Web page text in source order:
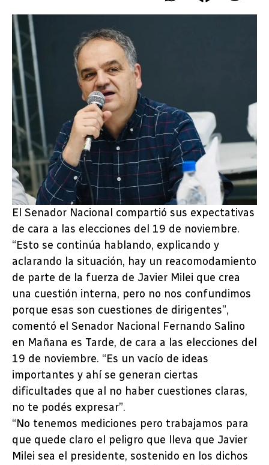
El Senador Nacional compartió sus expectativas
de cara a las elecciones del 19 de noviembre.
“Esto se continúa hablando, explicando y
aclarando la situación, hay un reacomodamiento
de parte de la fuerza de Javier Milei que crea
una cuestión interna, pero no nos confundimos
porque esas son cuestiones de dirigentes”,
comentó el Senador Nacional Fernando Salino
en Mañana es Tarde, de cara a las elecciones del
19 de noviembre. “Es un vacío de ideas
importantes y ahí se generan ciertas
dificultades que al no haber cuestiones claras,
no te podés expresar”.
“No tenemos mediciones pero trabajamos para
que quede claro el peligro que lleva que Javier
Milei sea el presidente, sostenido en los dichos